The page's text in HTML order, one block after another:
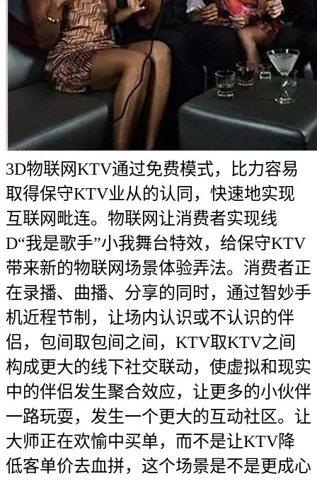
3D物联网KTV通过免费模式，比力容易
取得保守KTV业从的认同，快速地实现
互联网毗连。物联网让消费者实现线
D“我是歌手”小我舞台特效，给保守KTV
带来新的物联网场景体验弄法。消费者正
在录播、曲播、分享的同时，通过智妙手
机近程节制，让场内认识或不认识的伴
侣，包间取包间之间，KTV取KTV之间
构成更大的线下社交联动，使虚拟和现实
中的伴侣发生聚合效应，让更多的小伙伴
一路玩耍，发生一个更大的互动社区。让
大师正在欢愉中买单，而不是让KTV降
低客单价去血拼，这个场景是不是更成心